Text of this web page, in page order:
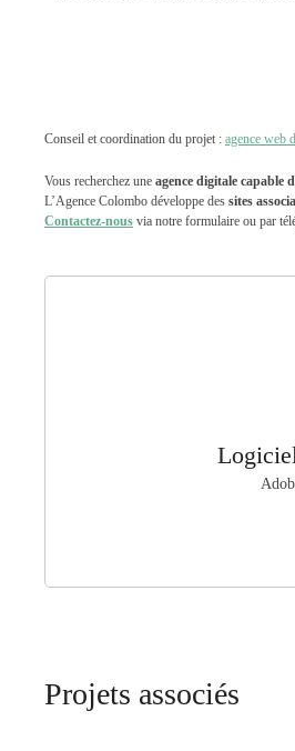
Conseil et coordination du projet : agence web
Vous recherchez une agence digitale capable
L’Agence Colombo développe des sites
Contactez-nous via notre formulaire ou par
Projets associés